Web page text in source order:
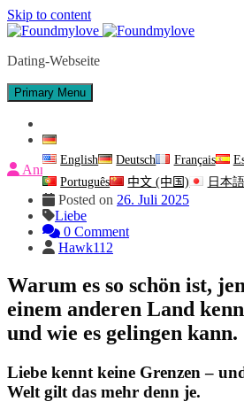
Skip to content
Dating-Webseite
Primary Menu
English Deutsch Français
Português
中文 (中国) 日本語
Anmeldung
Posted on 26. Juli 2025
Liebe
0 Comment
Hawk112
Warum es so schön ist,
einem anderen Land
und wie es gelingen kann.
Liebe kennt keine Grenzen –
Welt gilt das mehr denn je.